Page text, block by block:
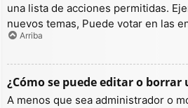
una lista de acciones permitidas.
nuevos temas, Puede votar en las
Arriba
¿Cómo se puede editar o borrar
A menos que sea administrador o